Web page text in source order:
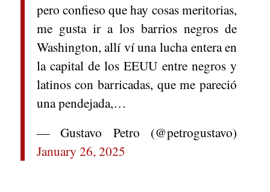
pero confieso que hay cosas meritorias,
me gusta ir a los barrios negros de
Washington, allí ví una lucha entera en
la capital de los EEUU entre negros y
latinos con barricadas, que me pareció
una pendejada,…
— Gustavo Petro (@petrogustavo)
January 26, 2025